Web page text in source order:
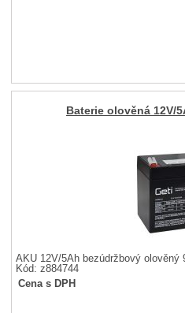
Baterie olověná 12V/
AKU 12V/5Ah bezúdržbový olověný
Kód: z884744
Cena s DPH